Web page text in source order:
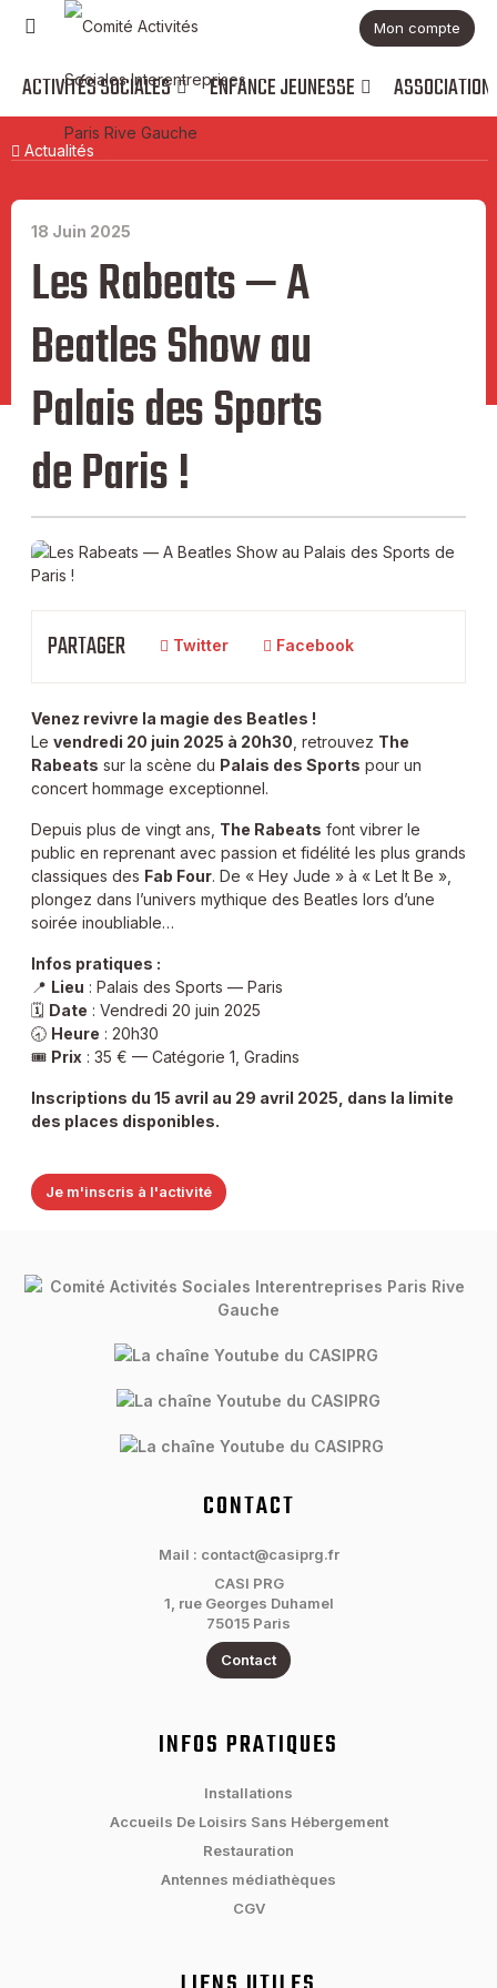
Mon compte
ACTIVITÉS SOCIALES ENFANCE JEUNESSE
Actualités
18 Juin 2025
Les Rabeats — A
Beatles Show au
Palais des Sports
de Paris !
PARTAGER Twitter Facebook
Venez revivre la magie des Beatles !
Le vendredi 20 juin 2025 à 20h30 , retrouvez The
Rabeats sur la scène du Palais des Sports pour un
concert hommage exceptionnel.
Depuis plus de vingt ans, The Rabeats font vibrer le
public en reprenant avec passion et fidélité les plus grands
classiques des Fab Four. De « Hey Jude » à « Let It Be »,
plongez dans l’univers mythique des Beatles lors d’une
soirée inoubliable…
Infos pratiques :
📍 Lieu : Palais des Sports — Paris
🗓️ Date : Vendredi 20 juin 2025
🕣 Heure : 20h30
🎟️ Prix : 35 € — Catégorie 1, Gradins
Inscriptions du 15 avril au 29 avril 2025, dans la limite
des places disponibles.
Je m'inscris à l'activité
CONTACT
Mail : contact@casiprg.fr
CASI PRG
1, rue Georges Duhamel
75015 Paris
Contact
INFOS PRATIQUES
Installations
Accueils De Loisirs Sans Hébergement
Restauration
Antennes médiathèques
CGV